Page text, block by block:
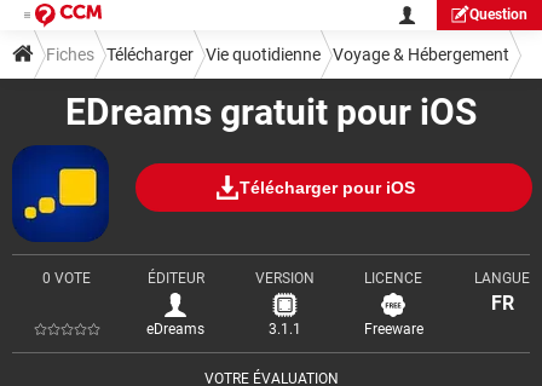
Question
EDreams gratuit pour iOS
Télécharger pour iOS
VOTRE ÉVALUATION
0 VOTE ÉDITEUR
eDreams
VERSION
3.1.1
LICENCE
Freeware
LANGUE
FR
Fiches Télécharger Vie quotidienne Voyage & Hébergement